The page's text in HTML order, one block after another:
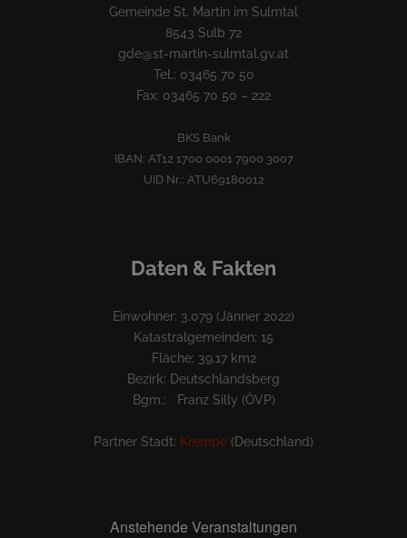
Gemeinde St. Martin im Sulmtal
8543 Sulb 72
gde@st-martin-sulmtal.gv.at
Tel.: 03465 70 50
Fax: 03465 70 50 – 222
BKS Bank
IBAN: AT12 1700 0001 7900 3007
UID Nr.: ATU69180012
Daten & Fakten
Einwohner: 3.079 (Jänner 2022)
Katastralgemeinden: 15
Fläche: 39,17 km2
Bezirk: Deutschlandsberg
Bgm.: Franz Silly (ÖVP)
Partner Stadt: Krempe (Deutschland)
Anstehende Veranstaltungen